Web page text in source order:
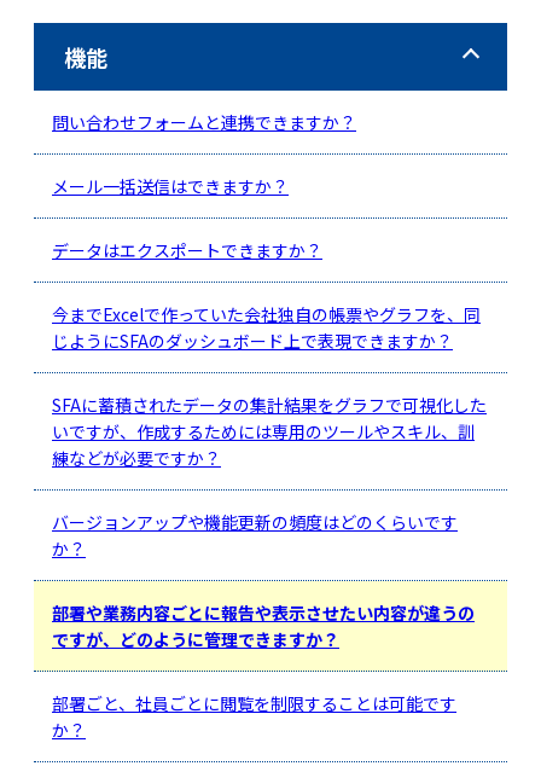
機能
問い合わせフォームと連携できますか？
メール一括送信はできますか？
データはエクスポートできますか？
今までExcelで作っていた会社独自の帳票やグラフを、同
じようにSFAのダッシュボード上で表現できますか？
SFAに蓄積されたデータの集計結果をグラフで可視化した
いですが、作成するためには専用のツールやスキル、訓
練などが必要ですか？
バージョンアップや機能更新の頻度はどのくらいです
か？
部署や業務内容ごとに報告や表示させたい内容が違うの
ですが、どのように管理できますか？
部署ごと、社員ごとに閲覧を制限することは可能です
か？